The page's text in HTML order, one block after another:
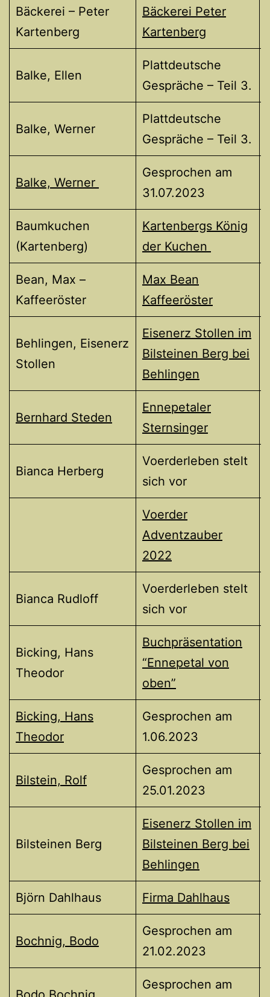
Bäckerei – Peter
Kartenberg
Bäckerei Peter
Kartenberg
Balke, Ellen
Plattdeutsche
Gespräche – Teil 3.
Balke, Werner
Plattdeutsche
Gespräche – Teil 3.
Balke, Werner
Gesprochen am
31.07.2023
Baumkuchen
(Kartenberg)
Kartenbergs König
der Kuchen
Bean, Max –
Kaffeeröster
Max Bean
Kaffeeröster
Behlingen, Eisenerz
Stollen
Eisenerz Stollen im
Bilsteinen Berg bei
Behlingen
Bernhard Steden
Ennepetaler
Sternsinger
Bianca Herberg
Voerderleben stelt
sich vor
Voerder
Adventzauber
2022
Bianca Rudloff
Voerderleben stelt
sich vor
Bicking, Hans
Theodor
Buchpräsentation
“Ennepetal von
oben”
Bicking, Hans
Theodor
Gesprochen am
1.06.2023
Bilstein, Rolf
Gesprochen am
25.01.2023
Bilsteinen Berg
Eisenerz Stollen im
Bilsteinen Berg bei
Behlingen
Björn Dahlhaus Firma Dahlhaus
Bochnig, Bodo
Gesprochen am
21.02.2023
Gesprochen am